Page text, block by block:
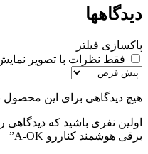
دیدگاهها
پاکسازی فیلتر
فقط نظرات با تصویر
هیچ دیدگاهی برای این
اولین نفری باشید که دیدگاهی
برقی هوشمند کناررو A-OK”